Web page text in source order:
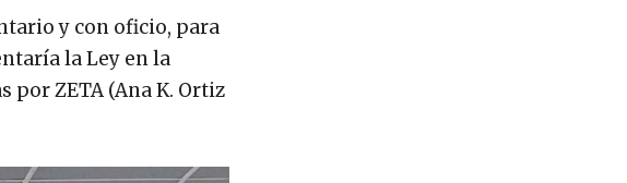
y con oficio, para
la Ley en la
ZETA (Ana K. Ortiz